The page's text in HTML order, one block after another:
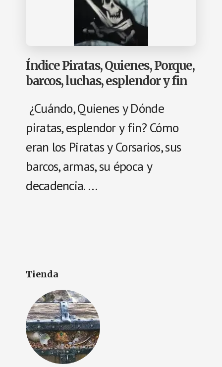
Índice Piratas, Quienes, Porque,
barcos, luchas, esplendor y fin
¿Cuándo, Quienes y Dónde
piratas, esplendor y fin? Cómo
eran los Piratas y Corsarios, sus
barcos, armas, su época y
decadencia. …
Tienda